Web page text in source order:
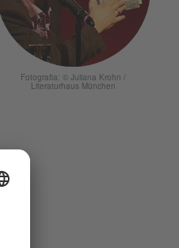
Fotografia: © Juliana Krohn /
Literaturhaus München